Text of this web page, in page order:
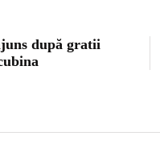
după gratii